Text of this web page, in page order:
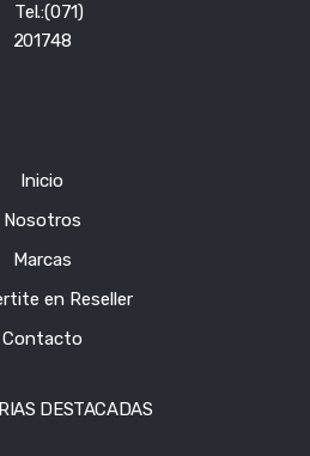
Tel.:(071)
201748
Inicio
Nosotros
Marcas
en Reseller
Contacto
DESTACADAS